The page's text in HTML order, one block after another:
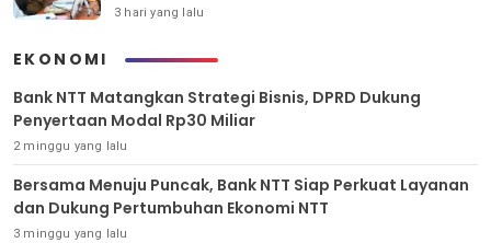
3 hari yang lalu
EKONOMI
Bank NTT Matangkan Strategi Bisnis, DPRD Dukung
Penyertaan Modal Rp30 Miliar
2 minggu yang lalu
Bersama Menuju Puncak, Bank NTT Siap Perkuat Layanan
dan Dukung Pertumbuhan Ekonomi NTT
3 minggu yang lalu